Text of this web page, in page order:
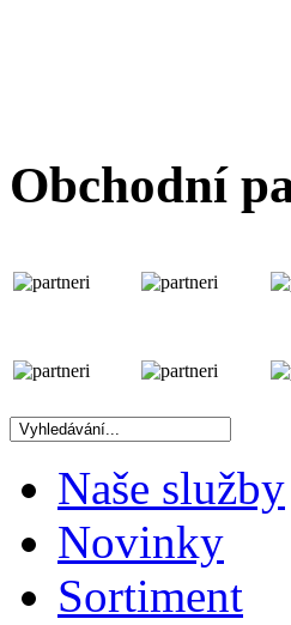
Obchodní
Naše služby
Novinky
Sortiment